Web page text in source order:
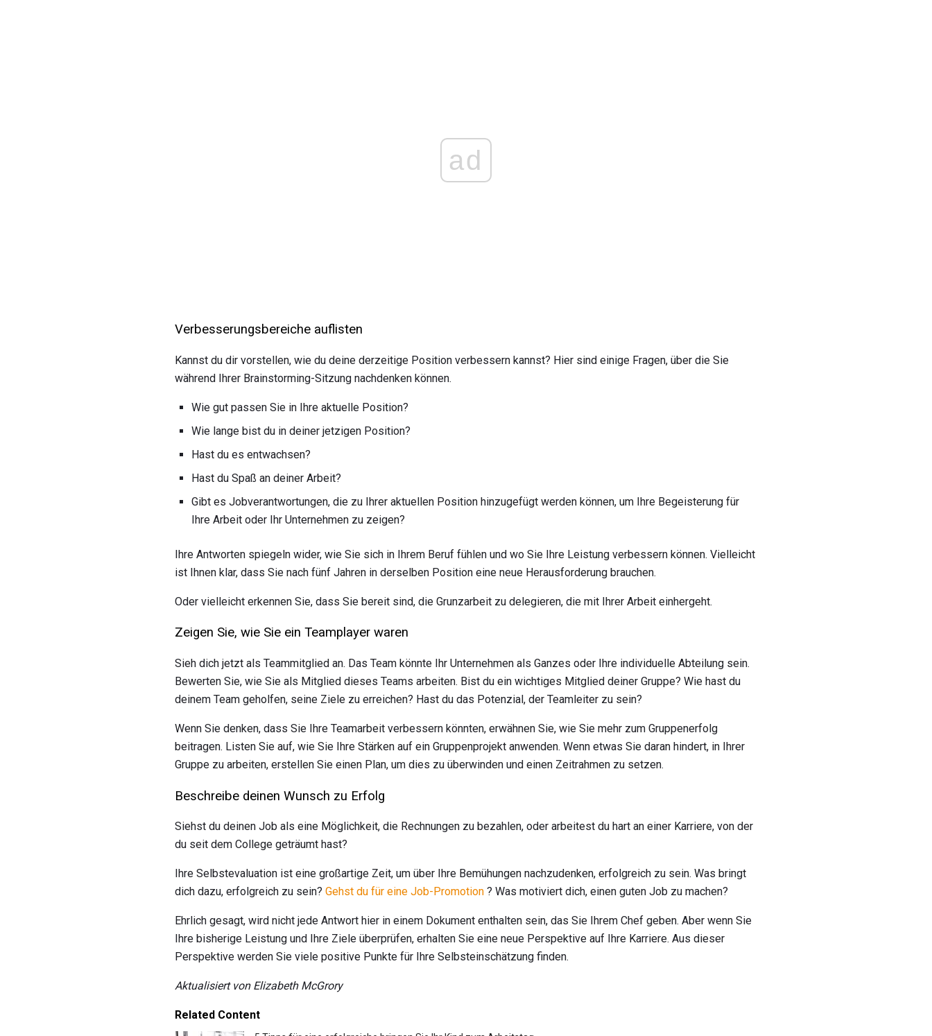
ad
Verbesserungsbereiche auflisten
Kannst du dir vorstellen, wie du deine derzeitige Position verbessern kannst? Hier sind einige Fragen, über die Sie
während Ihrer Brainstorming-Sitzung nachdenken können.
Wie gut passen Sie in Ihre aktuelle Position?
Wie lange bist du in deiner jetzigen Position?
Hast du es entwachsen?
Hast du Spaß an deiner Arbeit?
Gibt es Jobverantwortungen, die zu Ihrer aktuellen Position hinzugefügt werden können, um Ihre Begeisterung für
Ihre Arbeit oder Ihr Unternehmen zu zeigen?
Ihre Antworten spiegeln wider, wie Sie sich in Ihrem Beruf fühlen und wo Sie Ihre Leistung verbessern können. Vielleicht
ist Ihnen klar, dass Sie nach fünf Jahren in derselben Position eine neue Herausforderung brauchen.
Oder vielleicht erkennen Sie, dass Sie bereit sind, die Grunzarbeit zu delegieren, die mit Ihrer Arbeit einhergeht.
Zeigen Sie, wie Sie ein Teamplayer waren
Sieh dich jetzt als Teammitglied an. Das Team könnte Ihr Unternehmen als Ganzes oder Ihre individuelle Abteilung sein.
Bewerten Sie, wie Sie als Mitglied dieses Teams arbeiten. Bist du ein wichtiges Mitglied deiner Gruppe? Wie hast du
deinem Team geholfen, seine Ziele zu erreichen? Hast du das Potenzial, der Teamleiter zu sein?
Wenn Sie denken, dass Sie Ihre Teamarbeit verbessern könnten, erwähnen Sie, wie Sie mehr zum Gruppenerfolg
beitragen. Listen Sie auf, wie Sie Ihre Stärken auf ein Gruppenprojekt anwenden. Wenn etwas Sie daran hindert, in Ihrer
Gruppe zu arbeiten, erstellen Sie einen Plan, um dies zu überwinden und einen Zeitrahmen zu setzen.
Beschreibe deinen Wunsch zu Erfolg
Siehst du deinen Job als eine Möglichkeit, die Rechnungen zu bezahlen, oder arbeitest du hart an einer Karriere, von der
du seit dem College geträumt hast?
Ihre Selbstevaluation ist eine großartige Zeit, um über Ihre Bemühungen nachzudenken, erfolgreich zu sein. Was bringt
dich dazu, erfolgreich zu sein? Gehst du für eine Job-Promotion ? Was motiviert dich, einen guten Job zu machen?
Ehrlich gesagt, wird nicht jede Antwort hier in einem Dokument enthalten sein, das Sie Ihrem Chef geben. Aber wenn Sie
Ihre bisherige Leistung und Ihre Ziele überprüfen, erhalten Sie eine neue Perspektive auf Ihre Karriere. Aus dieser
Perspektive werden Sie viele positive Punkte für Ihre Selbsteinschätzung finden.
Aktualisiert von Elizabeth McGrory
Related Content